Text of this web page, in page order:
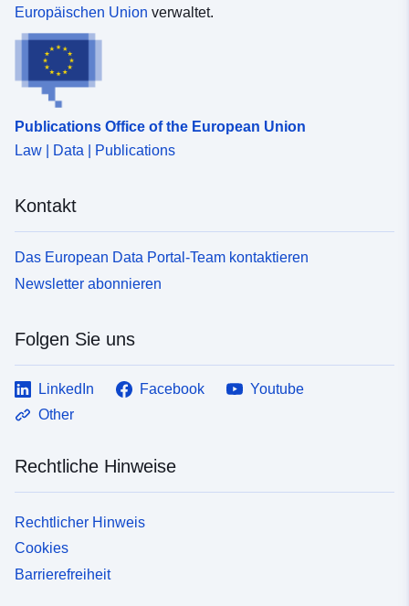
Europäischen Union verwaltet.
Publications Office of the European Union
Law | Data | Publications
Kontakt
Das European Data Portal-Team kontaktieren
Newsletter abonnieren
Folgen Sie uns
LinkedIn Facebook
Youtube
Other
Rechtliche Hinweise
Rechtlicher Hinweis
Cookies
Barrierefreiheit